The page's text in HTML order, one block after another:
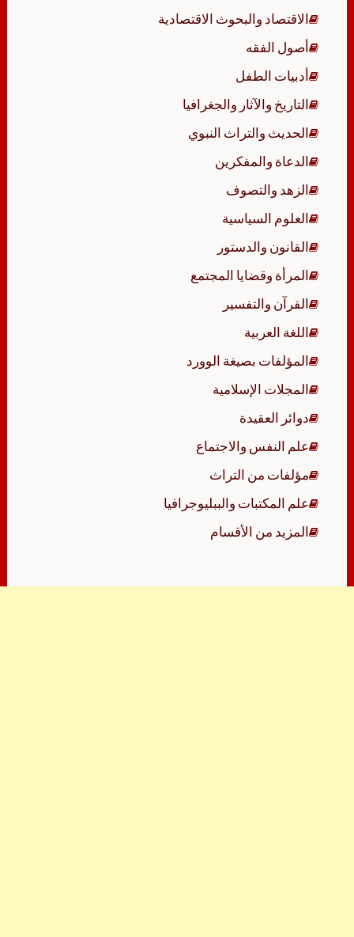
الاقتصاد والبحوث الاقتصادية
أصول الفقه
أدبيات الطفل
التاريخ والآثار والجغرافيا
الحديث والتراث النبوي
الدعاة والمفكرين
الزهد والتصوف
العلوم السياسية
القانون والدستور
المرأة وقضايا المجتمع
القرآن والتفسير
اللغة العربية
المؤلفات بصيغة الوورد
المجلات الإسلامية
دوائر العقيدة
علم النفس والاجتماع
مؤلفات من التراث
علم المكتبات والببليوجرافيا
المزيد من الأقسام